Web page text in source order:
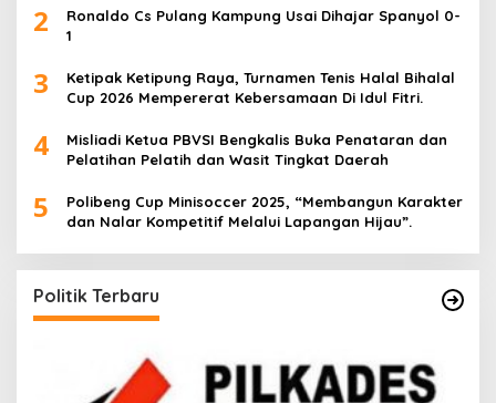
2
Ronaldo Cs Pulang Kampung Usai Dihajar Spanyol 0-
1
3
Ketipak Ketipung Raya, Turnamen Tenis Halal Bihalal
Cup 2026 Mempererat Kebersamaan Di Idul Fitri.
4
Misliadi Ketua PBVSI Bengkalis Buka Penataran dan
Pelatihan Pelatih dan Wasit Tingkat Daerah
5
Polibeng Cup Minisoccer 2025, “Membangun Karakter
dan Nalar Kompetitif Melalui Lapangan Hijau”.
Politik Terbaru